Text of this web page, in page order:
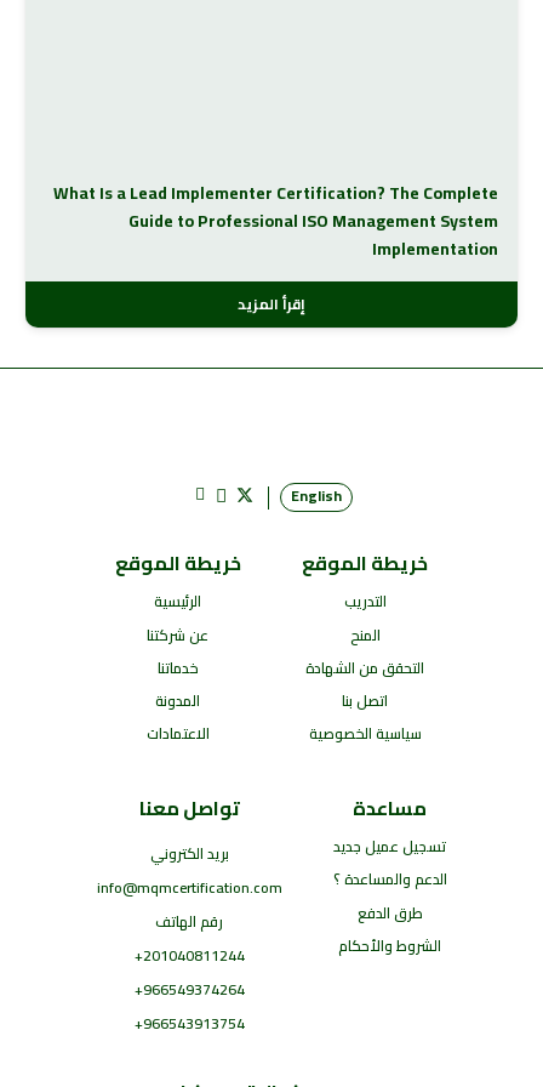
What Is a Lead Implementer Certification? The Complete
Guide to Professional ISO Management System
Implementation
إقرأ المزيد
English
خريطة الموقع
التدريب
المنح
التحقق من الشهادة
اتصل بنا
سياسية الخصوصية
خريطة الموقع
الرئيسية
عن شركتنا
خدماتنا
المدونة
الاعتمادات
مساعدة
تسجيل عميل جديد
الدعم والمساعدة ؟
طرق الدفع
الشروط والأحكام
تواصل معنا
بريد الكتروني
info@mqmcertification.com
رقم الهاتف
201040811244+
966549374264+
966543913754+